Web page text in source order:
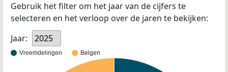
Gebruik het filter om het jaar van de cijfers te
selecteren en het verloop over de jaren te bekijken:
Jaar:
2025
Vreemdelingen Belgen